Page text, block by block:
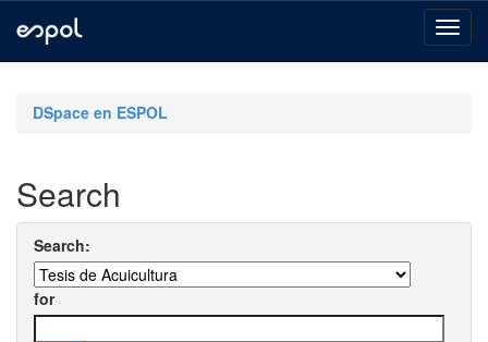
navigationDSpace en ESPOL
Search
Search:
for